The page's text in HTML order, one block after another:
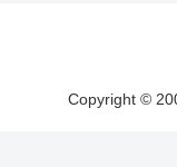
Copyright ©